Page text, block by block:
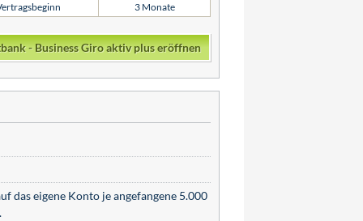
3 Monate
- Business Giro aktiv plus eröffnen
das eigene Konto je angefangene 5.000